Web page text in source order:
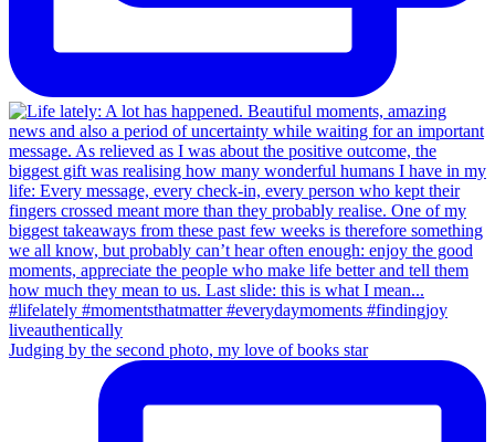
Judging by the second photo, my love of books star